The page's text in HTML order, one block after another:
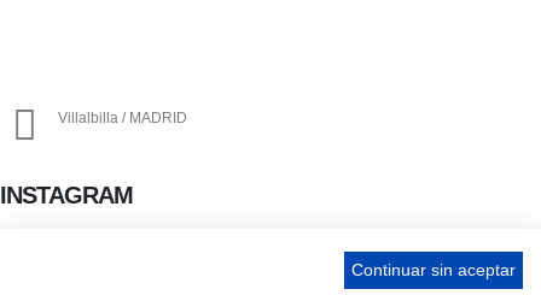
Villalbilla / MADRID
INSTAGRAM
Continuar sin aceptar